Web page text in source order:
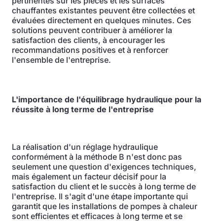
chauffantes existantes peuvent être collectées et
évaluées directement en quelques minutes. Ces
solutions peuvent contribuer à améliorer la
satisfaction des clients, à encourager les
recommandations positives et à renforcer
l'ensemble de l'entreprise.
L'importance de l'équilibrage hydraulique pour la
réussite à long terme de l'entreprise
La réalisation d'un réglage hydraulique
conformément à la méthode B n'est donc pas
seulement une question d'exigences techniques,
mais également un facteur décisif pour la
satisfaction du client et le succès à long terme de
l'entreprise. Il s'agit d'une étape importante qui
garantit que les installations de pompes à chaleur
sont efficientes et efficaces à long terme et se